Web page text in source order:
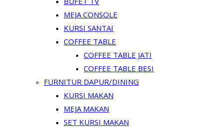
MEJA CONSOLE
KURSI SANTAI
COFFEE TABLE
COFFEE TABLE JATI
COFFEE TABLE BESI
FURNITUR DAPUR/DINING
KURSI MAKAN
MEJA MAKAN
SET KURSI MAKAN